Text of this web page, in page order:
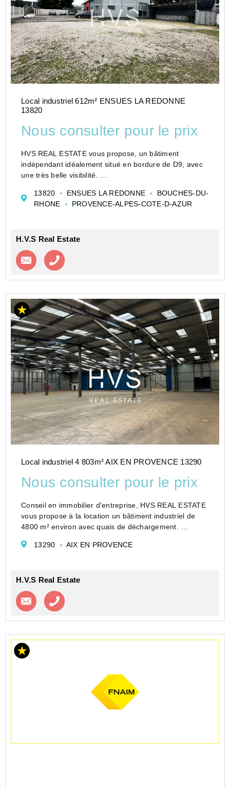
Local industriel 612m² ENSUES LA REDONNE
13820
Nous consulter pour le prix
HVS REAL ESTATE vous propose, un bâtiment
indépendant idéalement situé en bordure de D9, avec
une très belle visibilité.
un entrepôt de 410 m² accompagnés de 115 m² de
bureaux aménagés, cloisonnés et cl...
13820 ENSUES LA REDONNE
BOUCHES-DU-
RHONE
PROVENCE-ALPES-COTE-D-AZUR
H.V.S Real Estate
Contacter l'agence
Local industriel 4 803m² AIX EN PROVENCE 13290
Nous consulter pour le prix
Conseil en immobilier d'entreprise, HVS REAL ESTATE
vous propose à la location un bâtiment industriel de
4800 m² environ avec quais de déchargement.
13290
AIX EN PROVENCE
H.V.S Real Estate
Contacter l'agence